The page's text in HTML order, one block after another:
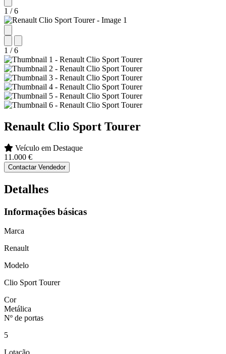
1 / 6
1 / 6
Renault Clio Sport Tourer
Veículo em Destaque
11.000 €
Contactar Vendedor
Detalhes
Informações básicas
Marca
Renault
Modelo
Clio Sport Tourer
Cor
Metálica
Nº de portas
5